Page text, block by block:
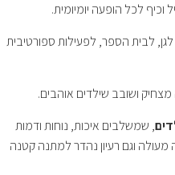
לכל הופעה יומיומית.
לגן, לבית הספר, לפעילות ספורטיבית
ושובב שילדים אוהבים.
, שמשלבים איכות, נוחות ודמות
וגם רעיון נהדר למתנה קטנה